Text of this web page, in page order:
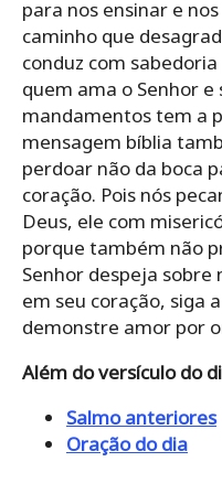
para nos ensinar e
caminho que
conduz com
quem ama o Senhor e
mandamentos tem a
mensagem bíblia
perdoar não da boca
coração. Pois nós
Deus, ele com
porque também não
Senhor despeja sobre
em seu coração, siga
demonstre amor por
Além do versículo do
Salmo anteriores
Oração do dia